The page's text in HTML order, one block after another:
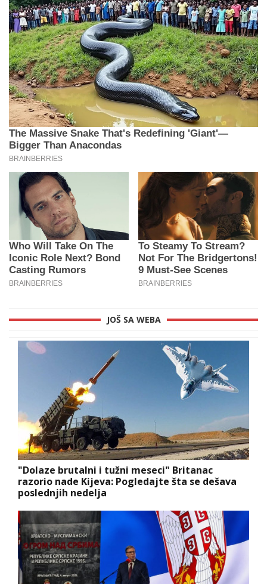
JOŠ SA WEBA
"Dolaze brutalni i tužni meseci" Britanac
razorio nade Kijeva: Pogledajte šta se dešava
poslednjih nedelja